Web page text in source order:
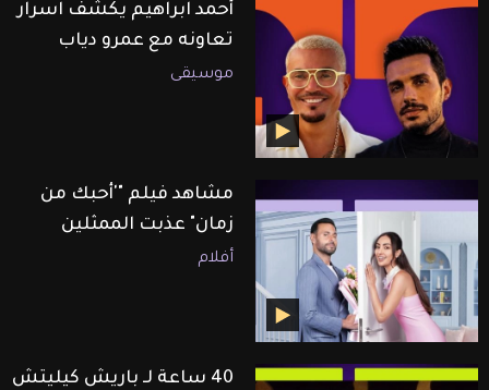
أحمد ابراهيم يكشف اسرار
تعاونه مع عمرو دياب
موسيقى
مشاهد فيلم "'أحبك من
زمان" عذبت الممثلين
أفلام
40 ساعة لـ باريش كيليتش